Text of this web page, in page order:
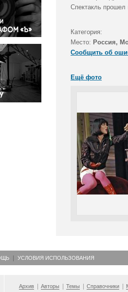
конфликты
Спектакль прошел
Категория:
Место: Россия,
Сообщить об
Ещё фото
УСЛОВИЯ ИСПОЛЬЗОВАНИЯ
Архив Авторы Темы Справочники